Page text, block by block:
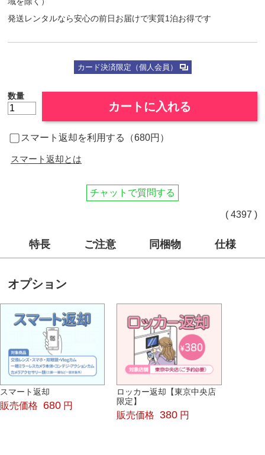
発送レンタルなら安心の前日お届けで実質1泊お得です
カード決済限定（個人会員）
数量
カートに入れる
スマート返却を利用する（680円）
スマート返却とは
チャットで質問する
( 4397 )
特長 ご注意 同梱物 仕様
オプション
スマート返却
販売価格 680 円
ロッカー返却【東京中央店
限定】
販売価格 380 円